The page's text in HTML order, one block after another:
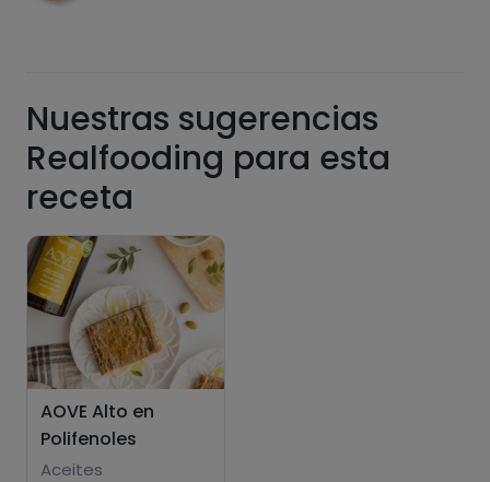
Hazte PLUS para ver la información nutricional
de las recetas, y desbloquear muchas más
Pásate al PLUS
Nuestras sugerencias
Realfooding para esta
receta
AOVE Alto en
Polifenoles
Aceites